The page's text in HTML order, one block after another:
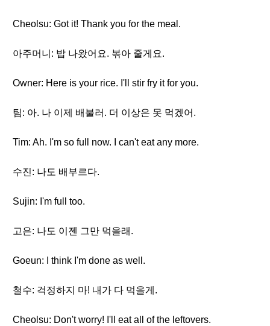
Cheolsu: Got it! Thank you for the meal.
아주머니: 밥 나왔어요. 볶아 줄게요.
Owner: Here is your rice. I'll stir fry it for you.
팀: 아. 나 이제 배불러. 더 이상은 못 먹겠어.
Tim: Ah. I'm so full now. I can't eat any more.
수진: 나도 배부르다.
Sujin: I'm full too.
고은: 나도 이젠 그만 먹을래.
Goeun: I think I'm done as well.
철수: 걱정하지 마! 내가 다 먹을게.
Cheolsu: Don't worry! I'll eat all of the leftovers.